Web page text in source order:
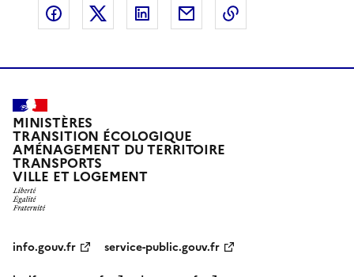
Partager sur Facebook
Partager sur XPartager sur LinkedIn
Partager par email
MINISTÈRES
TRANSITION ÉCOLOGIQUE
AMÉNAGEMENT DU TERRITOIRE
TRANSPORTS
VILLE ET LOGEMENT
info.gouv.fr
service-public.gouv.fr